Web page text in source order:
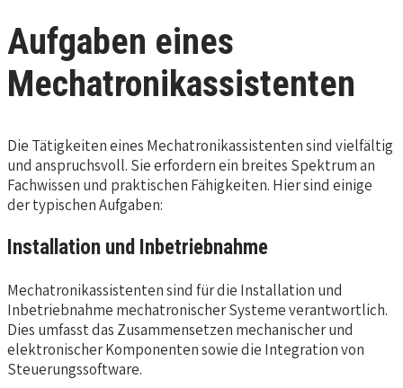
Aufgaben eines
Mechatronikassistenten
Die Tätigkeiten eines Mechatronikassistenten sind vielfältig
und anspruchsvoll. Sie erfordern ein breites Spektrum an
Fachwissen und praktischen Fähigkeiten. Hier sind einige
der typischen Aufgaben:
Installation und Inbetriebnahme
Mechatronikassistenten sind für die Installation und
Inbetriebnahme mechatronischer Systeme verantwortlich.
Dies umfasst das Zusammensetzen mechanischer und
elektronischer Komponenten sowie die Integration von
Steuerungssoftware.